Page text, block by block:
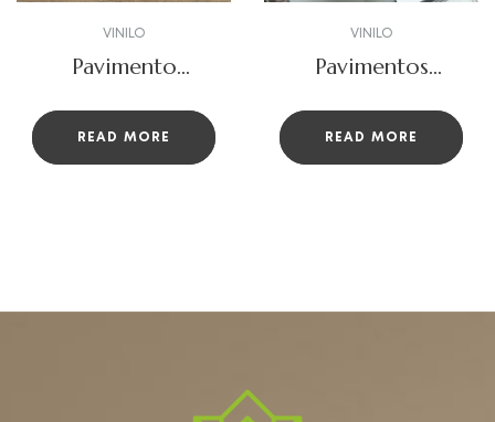
VINILO
Pavimento
Rigio_leta
124×24.5.
READ MORE
VINILO
Pavimentos
READ MORE